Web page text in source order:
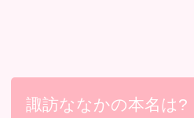
諏訪ななかの本名は?